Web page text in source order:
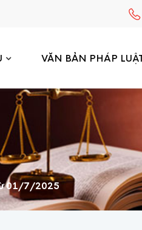
VĂN BẢN PHÁP
01/7/2025